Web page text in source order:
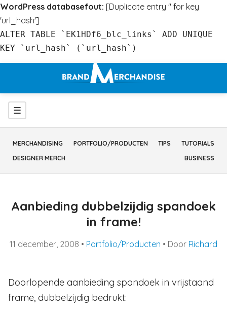
WordPress databasefout: [Duplicate entry '' for key
'url_hash']
ALTER TABLE `EK1HDf6_blc_links` ADD UNIQUE
KEY `url_hash` (`url_hash`)
inhoud
Menu
☰
MERCHANDISING PORTFOLIO/PRODUCTEN TIPS
TUTORIALS
DESIGNER MERCH
BUSINESS
Aanbieding dubbelzijdig spandoek
in frame!
11 december, 2008 • Portfolio/Producten • Door Richard
Doorlopende aanbieding spandoek in vrijstaand
frame, dubbelzijdig bedrukt: